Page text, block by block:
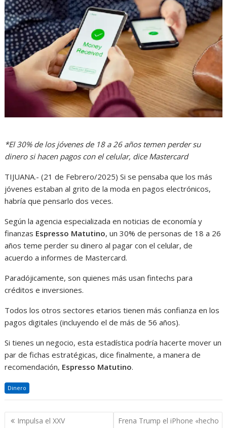
*El 30% de los jóvenes de 18 a 26 años temen perder su
dinero si hacen pagos con el celular, dice Mastercard
TIJUANA.- (21 de Febrero/2025) Si se pensaba que los más
jóvenes estaban al grito de la moda en pagos electrónicos,
habría que pensarlo dos veces.
Según la agencia especializada en noticias de economía y
finanzas Espresso Matutino, un 30% de personas de 18 a 26
años teme perder su dinero al pagar con el celular, de
acuerdo a informes de Mastercard.
Paradójicamente, son quienes más usan fintechs para
créditos e inversiones.
Todos los otros sectores etarios tienen más confianza en los
pagos digitales (incluyendo el de más de 56 años).
Si tienes un negocio, esta estadística podría hacerte mover un
par de fichas estratégicas, dice finalmente, a manera de
recomendación, Espresso Matutino.
Dinero
Navegación
Impulsa el XXV
Frena Trump el iPhone «hecho